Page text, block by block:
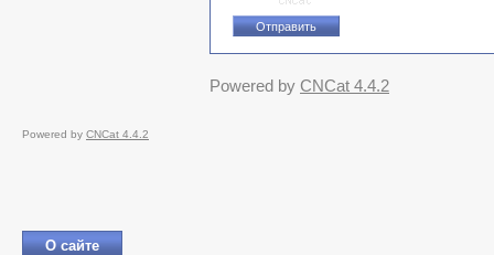
Powered by CNCat 4.4.2
Powered by CNCat 4.4.2
О сайте